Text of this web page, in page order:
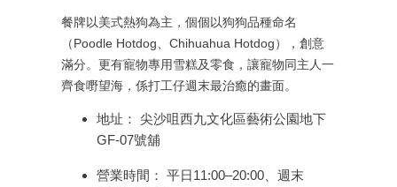
餐牌以美式熱狗為主，個個以狗狗品種命名
（Poodle Hotdog、Chihuahua Hotdog），創意
滿分。更有寵物專用雪糕及零食，讓寵物同主人一
齊食嘢望海，係打工仔週末最治癒的畫面。
地址： 尖沙咀西九文化區藝術公園地下
GF-07號舖
營業時間： 平日11:00–20:00、週末